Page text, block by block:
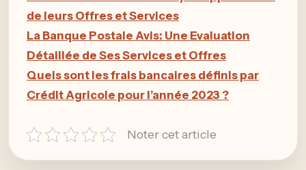
de leurs Offres et Services
La Banque Postale Avis: Une Evaluation
Détaillée de Ses Services et Offres
Quels sont les frais bancaires définis par
Crédit Agricole pour l’année 2023 ?
Noter cet article